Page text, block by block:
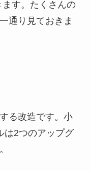
す。たくさんの
通り見ておきま
る改造です。小
は2つのアップグ